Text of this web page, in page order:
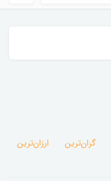
گران‌ترین ارزان‌ترین